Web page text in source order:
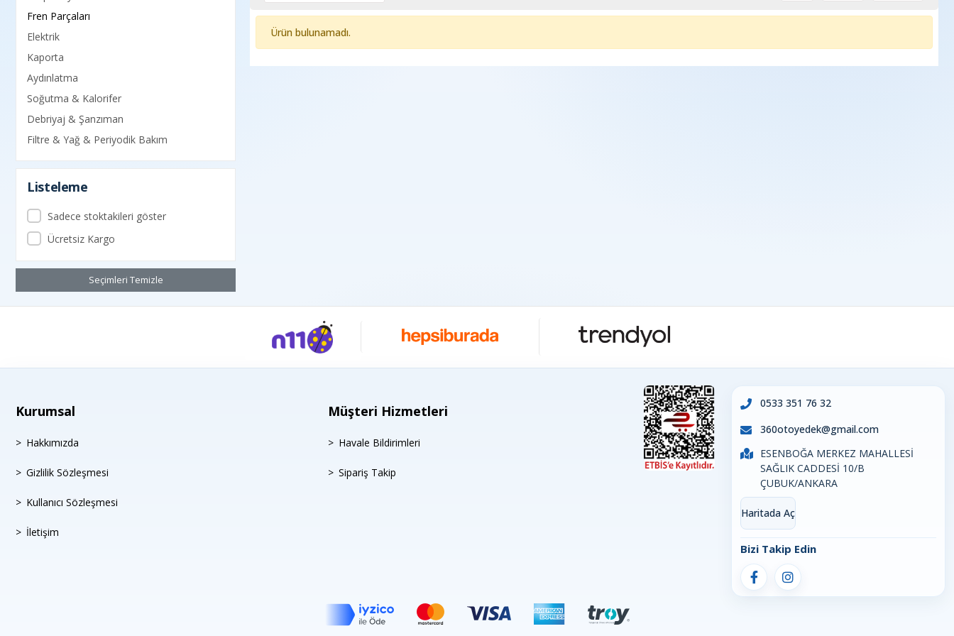
Fren Parçaları
Elektrik
Kaporta
Aydınlatma
Soğutma & Kalorifer
Debriyaj & Şanzıman
Filtre & Yağ & Periyodik Bakım
Listeleme
Sadece stoktakileri göster
Ücretsiz Kargo
Seçimleri Temizle
Ürün bulunamadı.
Kurumsal
Hakkımızda
Gizlilik Sözleşmesi
Kullanıcı Sözleşmesi
İletişim
Müşteri Hizmetleri
Havale Bildirimleri
Sipariş Takip
0533 351 76 32
360otoyedek@gmail.com
ESENBOĞA MERKEZ MAHALLESİ
SAĞLIK CADDESİ 10/B
ÇUBUK/ANKARA
Haritada Aç
Bizi Takip Edin